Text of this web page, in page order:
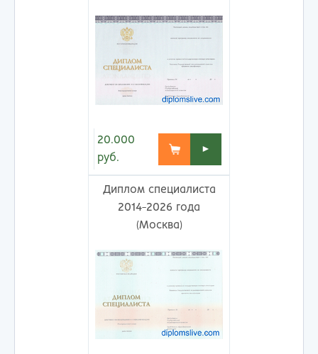
20.000
руб.
►
Диплом специалиста
2014-2026 года
(Москва)